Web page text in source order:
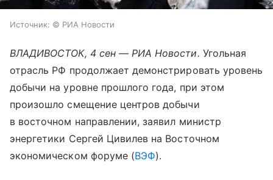
Источник: © РИА Новости
ВЛАДИВОСТОК, 4 сен — РИА Новости. Угольная
отрасль РФ продолжает демонстрировать уровень
добычи на уровне прошлого года, при этом
произошло смещение центров добычи
в восточном направлении, заявил министр
энергетики Сергей Цивилев на Восточном
экономическом форуме (ВЭФ).